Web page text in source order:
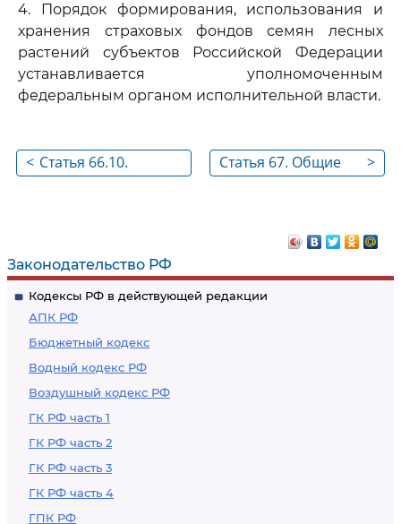
Законодательство РФ
Кодексы РФ в действующей редакции
АПК РФ
Бюджетный кодекс
Водный кодекс РФ
Воздушный кодекс РФ
ГК РФ часть 1
ГК РФ часть 2
ГК РФ часть 3
ГК РФ часть 4
ГПК РФ
4. Порядок формирования, использования и
хранения страховых фондов семян лесных
растений субъектов Российской Федерации
устанавливается уполномоченным
федеральным органом исполнительной власти.
< Статья 66.10.
>
Статья 67. Общие